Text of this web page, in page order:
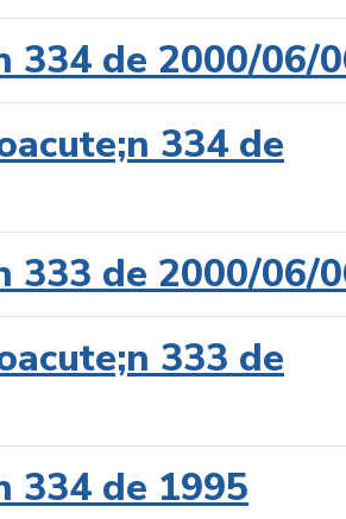
334 de 2000/06/
334 de
333 de 2000/06/
333 de
334 de 1995